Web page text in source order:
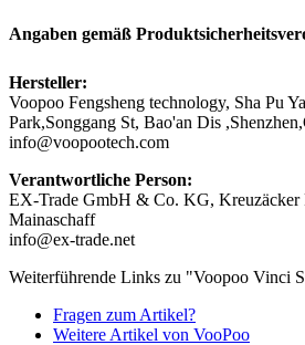
Angaben gemäß
Hersteller:
Voopoo Fengsheng technology, Sha Pu
Park,Songgang St, Bao'an Dis
info@voopootech.com
Verantwortliche Person:
EX-Trade GmbH & Co. KG, Kreuzäcker
Mainaschaff
info@ex-trade.net
Weiterführende Links zu "Voopoo Vinci
Fragen zum Artikel?
Weitere Artikel von VooPoo